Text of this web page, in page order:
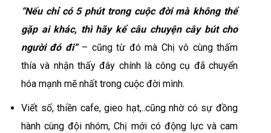
“Nếu chỉ có 5 phút trong cuộc đời mà không thể
gặp ai khác, thì hãy kể câu chuyện cây bút cho
người đó đi”– cũng từ đó mà Chị vô cùng thấm
thía và nhận thấy đây chính là công cụ đã chuyển
hóa mạnh mẽ nhất trong cuộc đời mình.
Viết số, thiền cafe, gieo hạt,..cũng nhờ có sự đồng
hành cùng đội nhóm, Chị mới có động lực và cam